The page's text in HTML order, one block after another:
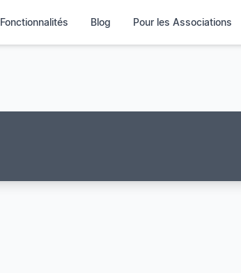
Fonctionnalités Blog Pour les Associations